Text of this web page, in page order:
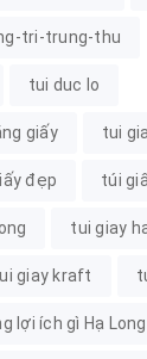
tri-trung-thu
tui duc lo
giấy tui
đẹp túi
tui giay
giay kraft
lợi ích gì Hạ Long